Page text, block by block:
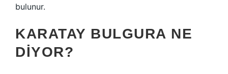
bulunur.
KARATAY BULGURA NE
DIYOR?